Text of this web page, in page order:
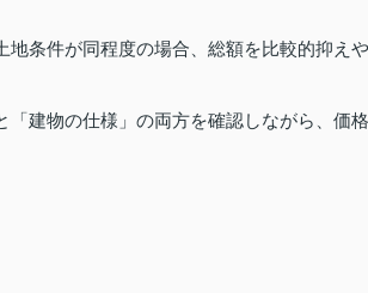
条件が同程度の場合、総額を比較的抑えや
建物の仕様」の両方を確認しながら、価格